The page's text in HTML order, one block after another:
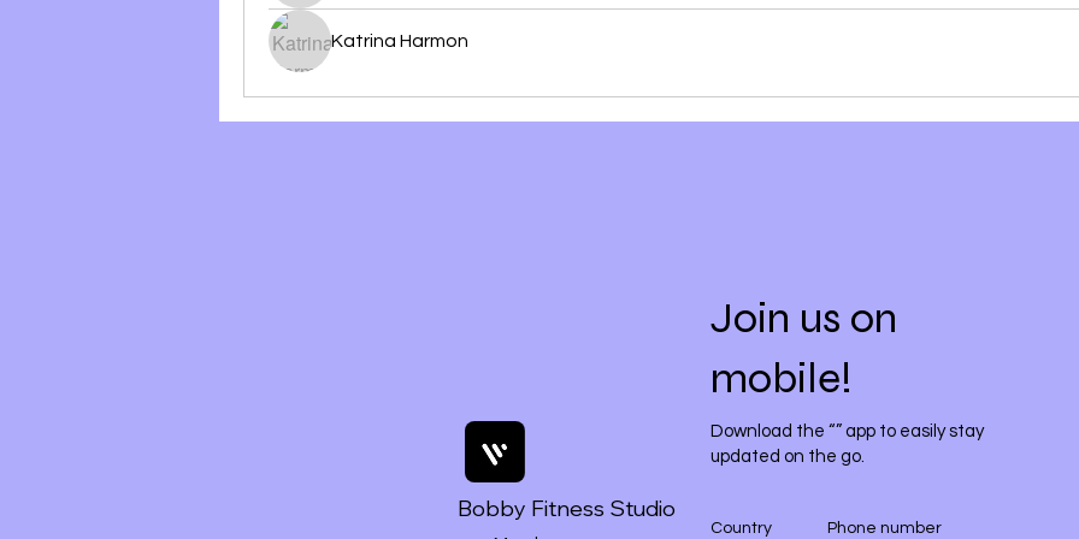
Katrina Harmon
Bobby Fitness Studio
Join us on
mobile!
Download the “” app to easily stay
updated on the go.
Country Phone number